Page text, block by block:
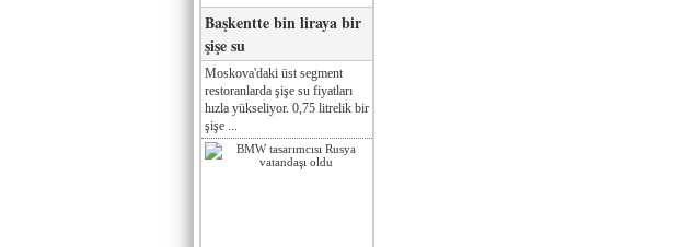
Başkentte bin liraya bir
şişe su
Moskova'daki üst segment
restoranlarda şişe su fiyatları
hızla yükseliyor. 0,75 litrelik bir
şişe ...